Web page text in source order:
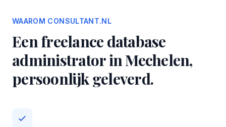
WAAROM CONSULTANT.NL
Een freelance database
administrator in Mechelen,
persoonlijk geleverd.